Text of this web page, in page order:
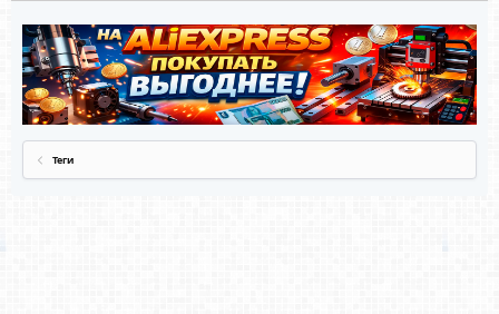
Теги